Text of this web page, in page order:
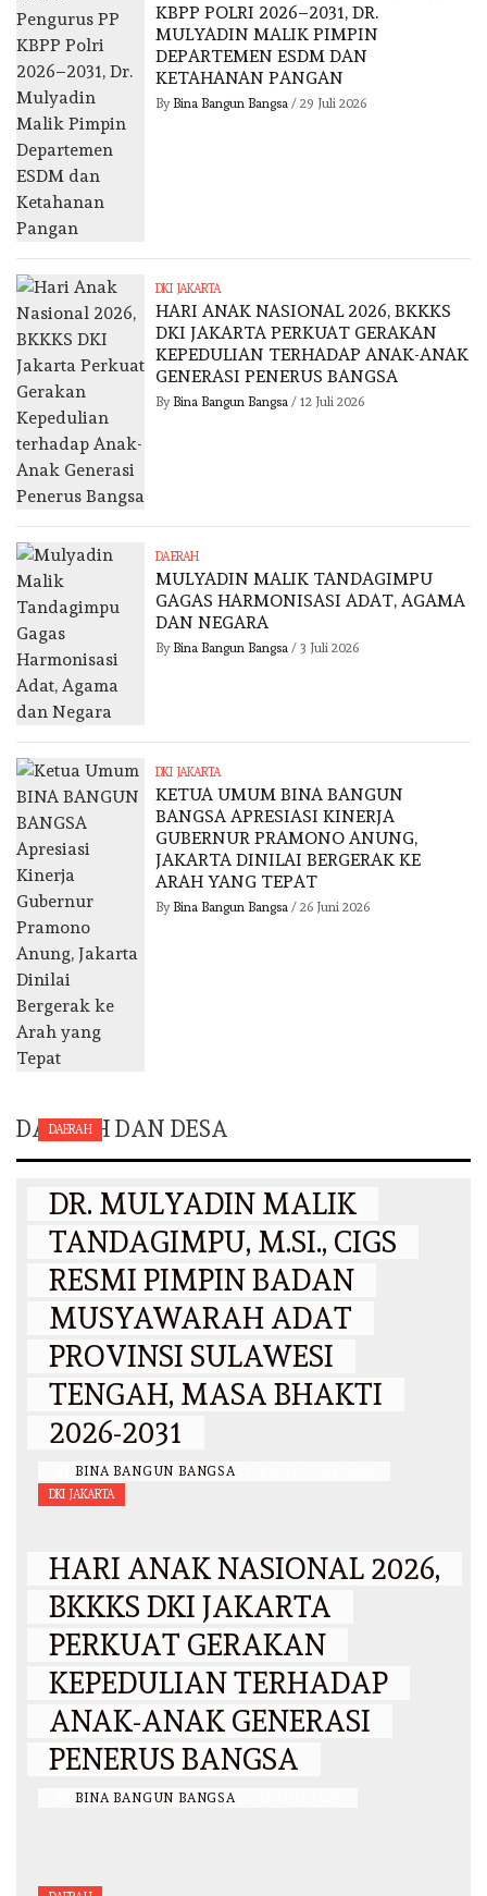
KBPP POLRI 2026–2031, DR.
MULYADIN MALIK PIMPIN
DEPARTEMEN ESDM DAN
KETAHANAN PANGAN
By Bina Bangun Bangsa/ 29 Juli 2026
DKI JAKARTA
HARI ANAK NASIONAL 2026, BKKKS
DKI JAKARTA PERKUAT GERAKAN
KEPEDULIAN TERHADAP ANAK-ANAK
GENERASI PENERUS BANGSA
By Bina Bangun Bangsa/ 12 Juli 2026
DAERAH
MULYADIN MALIK TANDAGIMPU
GAGAS HARMONISASI ADAT, AGAMA
DAN NEGARA
By Bina Bangun Bangsa/ 3 Juli 2026
DKI JAKARTA
KETUA UMUM BINA BANGUN
BANGSA APRESIASI KINERJA
GUBERNUR PRAMONO ANUNG,
JAKARTA DINILAI BERGERAK KE
ARAH YANG TEPAT
By Bina Bangun Bangsa/ 26 Juni 2026
DAERAH DAN DESA
DAERAH
DR. MULYADIN MALIK
TANDAGIMPU, M.SI., CIGS
RESMI PIMPIN BADAN
MUSYAWARAH ADAT
PROVINSI SULAWESI
TENGAH, MASA BHAKTI
2026-2031
BINA BANGUN BANGSA
DKI JAKARTA
HARI ANAK NASIONAL 2026,
BKKKS DKI JAKARTA
PERKUAT GERAKAN
KEPEDULIAN TERHADAP
ANAK-ANAK GENERASI
PENERUS BANGSA
BINA BANGUN BANGSA